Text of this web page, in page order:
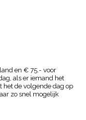
en € 75.- voor
als er iemand het
het de volgende dag op
zo snel mogelijk